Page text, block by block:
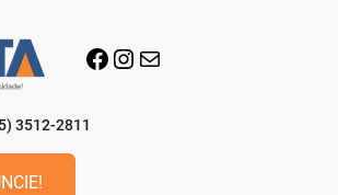
Facebook
Instagram
E-mail
3512-2811